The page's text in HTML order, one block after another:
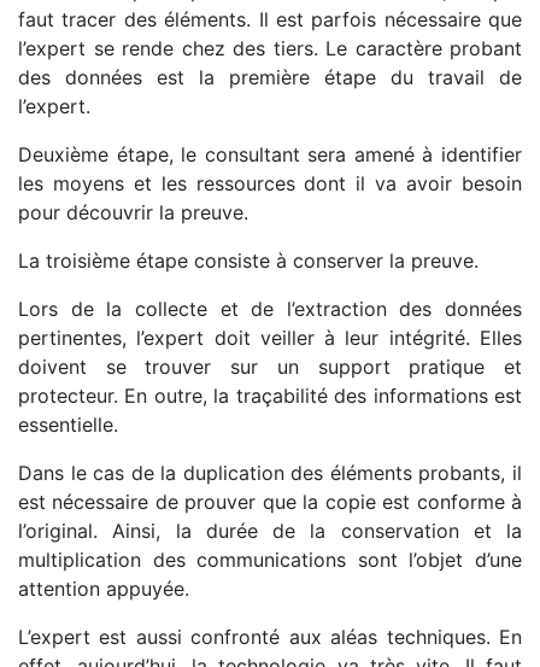
faut tracer des éléments. Il est parfois nécessaire que
l’expert se rende chez des tiers. Le caractère probant
des données est la première étape du travail de
l’expert.
Deuxième étape, le consultant sera amené à identifier
les moyens et les ressources dont il va avoir besoin
pour découvrir la preuve.
La troisième étape consiste à conserver la preuve.
Lors de la collecte et de l’extraction des données
pertinentes, l’expert doit veiller à leur intégrité. Elles
doivent se trouver sur un support pratique et
protecteur. En outre, la traçabilité des informations est
essentielle.
Dans le cas de la duplication des éléments probants, il
est nécessaire de prouver que la copie est conforme à
l’original. Ainsi, la durée de la conservation et la
multiplication des communications sont l’objet d’une
attention appuyée.
L’expert est aussi confronté aux aléas techniques. En